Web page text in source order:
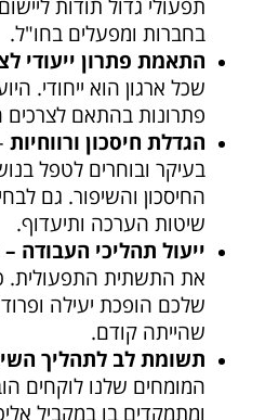
תפעולי גדול תודות
בחברות ומפעלים בחו"ל.
התאמת פתרון ייעודי
שכל ארגון הוא ייחודי.
פתרונות בהתאם לצרכים
הגדלת חיסכון ורווחיות
בעיקר ובוחרים לטפל
החיסכון והשיפור. גם
שיטות הערכה ותיעדוף.
ייעול תהליכי העבודה –
את התשתית התפעולית.
שלכם הופכת יעילה
שהייתה קודם.
תשומת לב לתהליך
המומחים שלנו לוקחים
ומתמקדים בו במקביל